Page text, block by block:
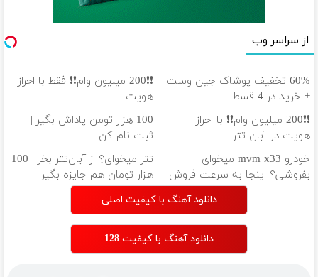
از سراسر وب
60% تخفیف پوشاک جین وست
+ خرید در 4 قسط
❗❗200 میلیون وام❗❗ فقط با احراز
هویت
❗❗200 میلیون وام❗❗ با احراز
هویت در آبان تتر
100 هزار تومن پاداش بگیر |
ثبت نام کن
خودرو mvm x33 میخوای
بفروشی؟ اینجا به سرعت فروش
تتر میخوای؟ از آبان‌تتر بخر | 100
هزار تومان هم جایزه بگیر
دانلود آهنگ با کیفیت اصلی
دانلود آهنگ با کیفیت 128